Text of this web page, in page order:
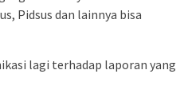
Pidsus dan lainnya bisa
lagi terhadap laporan yang